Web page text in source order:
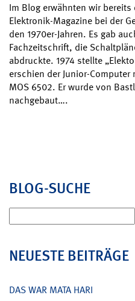
Im Blog erwähnten wir bereits
Elektronik-Magazine bei der
den 1970er-Jahren. Es gab
Fachzeitschrift, die
abdruckte. 1974 stellte
erschien der Junior-
MOS 6502. Er wurde von
nachgebaut….
BLOG-SUCHE
nach:
NEUESTE BEITRÄGE
DAS WAR MATA HARI